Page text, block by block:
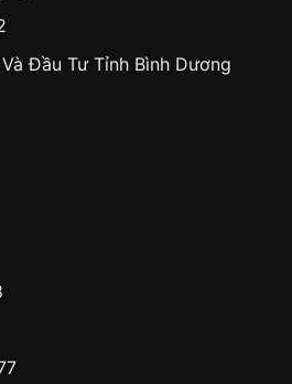
Đầu Tư Tỉnh Bình Dương